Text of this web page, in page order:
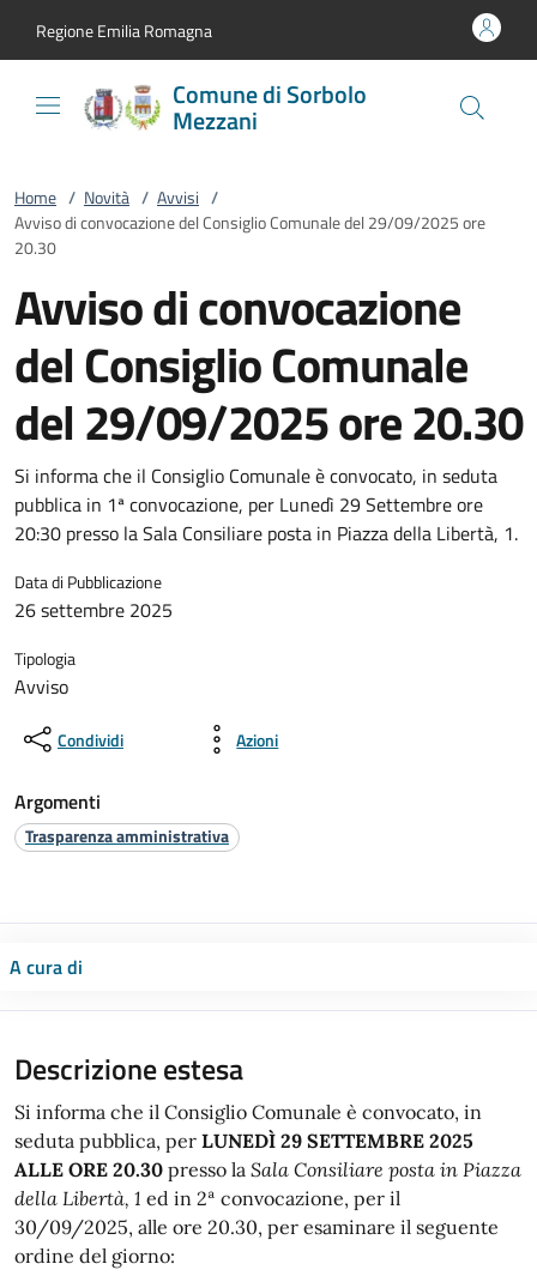
Regione Emilia Romagna
Comune di Sorbolo
Mezzani
Home / Novità / Avvisi /
Avviso di convocazione del Consiglio Comunale del 29/09/2025 ore
20.30
Avviso di convocazione
del Consiglio Comunale
del 29/09/2025 ore 20.30
Si informa che il Consiglio Comunale è convocato, in seduta
pubblica in 1ª convocazione, per Lunedì 29 Settembre ore
20:30 presso la Sala Consiliare posta in Piazza della Libertà, 1.
Data di Pubblicazione
26 settembre 2025
Tipologia
Avviso
Condividi Azioni
Argomenti
Trasparenza amministrativa
A cura di
Descrizione estesa
Si informa che il Consiglio Comunale è convocato, in
seduta pubblica, per LUNEDÌ 29 SETTEMBRE 2025
ALLE ORE 20.30 presso la Sala Consiliare posta in Piazza
della Libertà, 1 ed in 2ª convocazione, per il
30/09/2025, alle ore 20.30, per esaminare il seguente
ordine del giorno: